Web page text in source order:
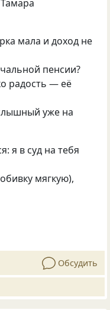
мала и доход не
пенсии?
радость — её
уже на
я в суд на тебя
мягкую),
Обсудить